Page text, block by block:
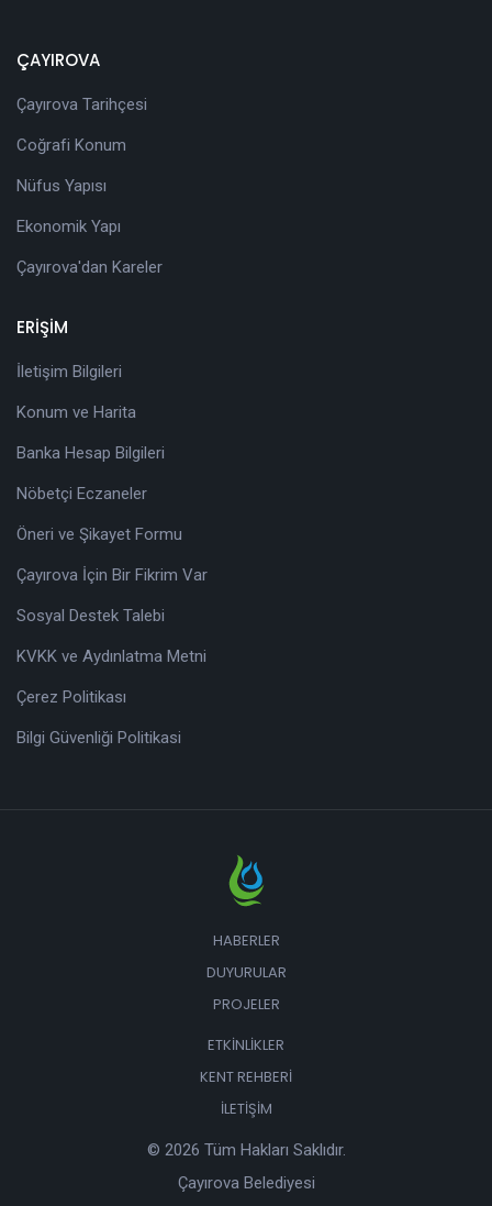
ÇAYIROVA
Çayırova Tarihçesi
Coğrafi Konum
Nüfus Yapısı
Ekonomik Yapı
Çayırova'dan Kareler
ERİŞİM
İletişim Bilgileri
Konum ve Harita
Banka Hesap Bilgileri
Nöbetçi Eczaneler
Öneri ve Şikayet Formu
Çayırova İçin Bir Fikrim Var
Sosyal Destek Talebi
KVKK ve Aydınlatma Metni
Çerez Politikası
Bilgi Güvenliği Politikasi
HABERLER
DUYURULAR
PROJELER
ETKINLIKLER
KENT REHBERI
İLETIŞIM
© 2026 Tüm Hakları Saklıdır.
Çayırova Belediyesi